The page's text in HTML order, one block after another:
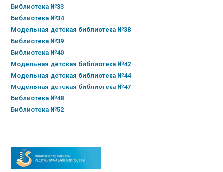
Библиотека №33
Библиотека №34
Модельная детская библиотека №38
Библиотека №39
Библиотека №40
Модельная детская библиотека №42
Модельная детская библиотека №44
Модельная детская библиотека №47
Библиотека №48
Библиотека №52